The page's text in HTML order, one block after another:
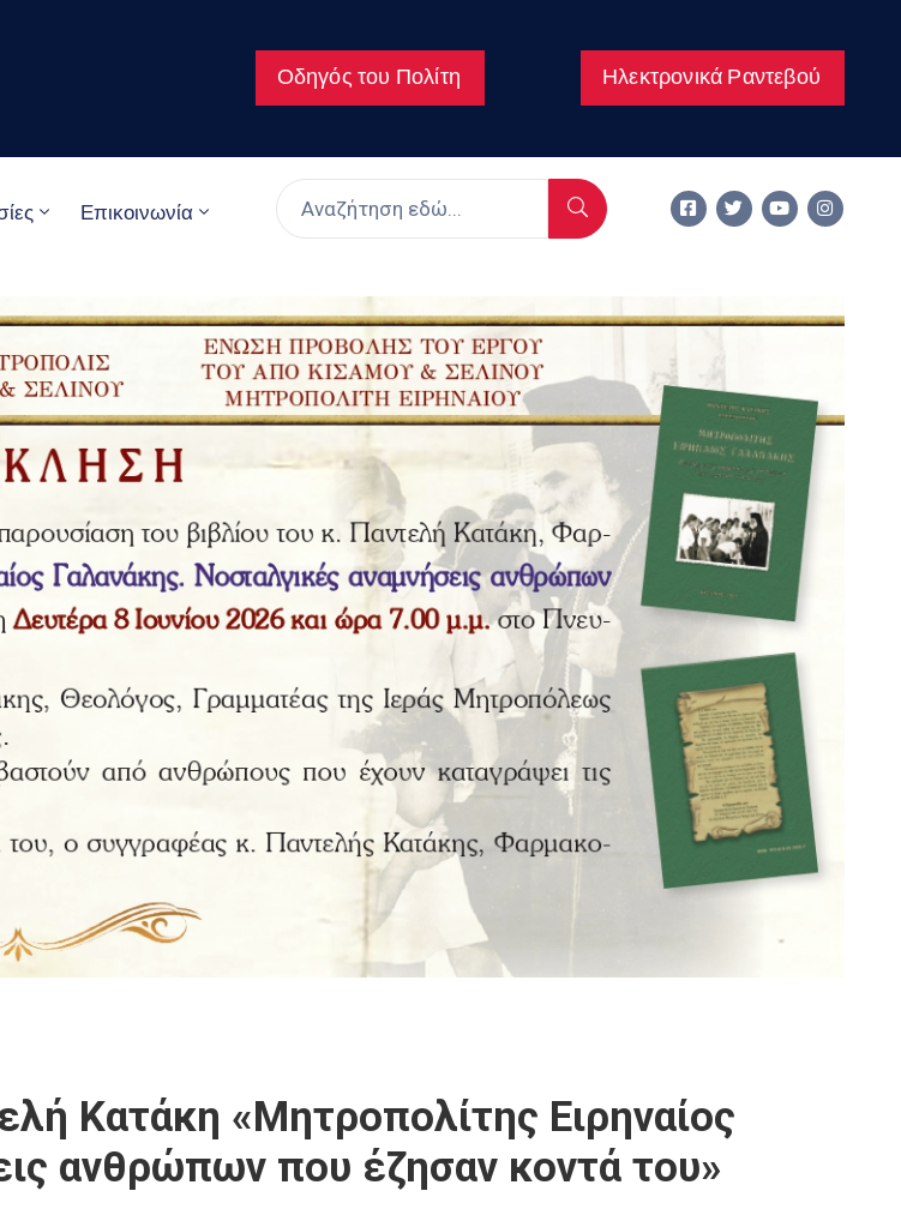
Οδηγός του Πολίτη Ηλεκτρονικά Ραντεβού
Επικοινωνία
Κατάκη «Μητροπολίτης Ειρηναίος
ανθρώπων που έζησαν κοντά του»